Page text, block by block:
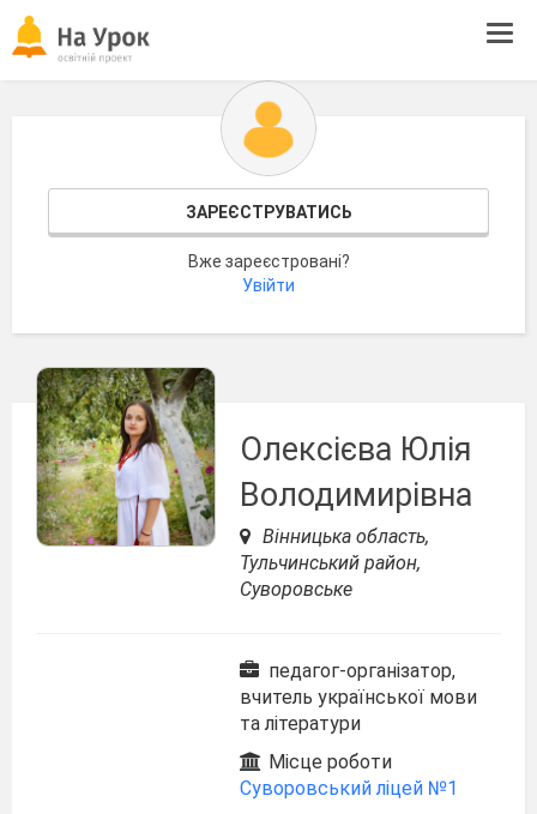
ЗАРЕЄСТРУВАТИСЬ
Вже зареєстровані?
Увійти
Олексієва Юлія
Володимирівна
Вінницька область,
Тульчинський район,
Суворовське
педагог-організатор,
вчитель української мови
та літератури
Місце роботи
Суворовський ліцей №1